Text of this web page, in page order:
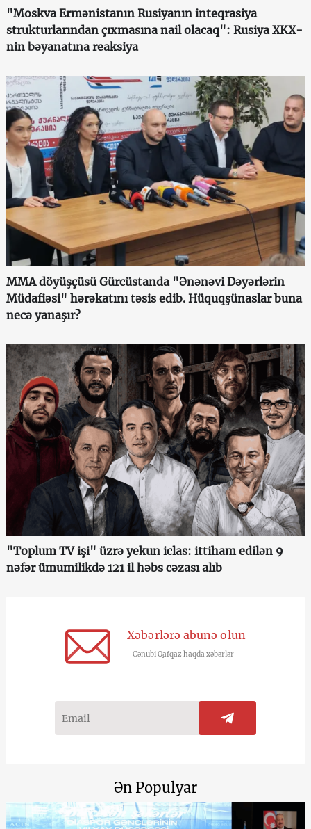
"Moskva Ermənistanın Rusiyanın inteqrasiya
strukturlarından çıxmasına nail olacaq": Rusiya XKX-
nin bəyanatına reaksiya
MMA döyüşçüsü Gürcüstanda "Ənənəvi Dəyərlərin
Müdafiəsi" hərəkatını təsis edib. Hüquqşünaslar buna
necə yanaşır?
"Toplum TV işi" üzrə yekun iclas: ittiham edilən 9
nəfər ümumilikdə 121 il həbs cəzası alıb
Xəbərlərə abunə olun
Cənubi Qafqaz haqda xəbərlər
Ən Populyar